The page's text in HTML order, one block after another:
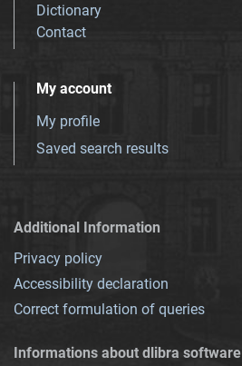
Dictionary
Contact
My account
My profile
Saved search results
Additional Information
Privacy policy
Accessibility declaration
Correct formulation of queries
Informations about dlibra software